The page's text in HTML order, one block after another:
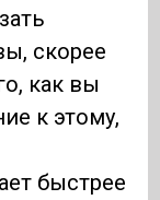
скорее
как вы
к этому,
быстрее